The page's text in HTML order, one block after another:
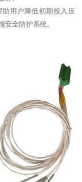
用户降低初期投入压
全防护系统。